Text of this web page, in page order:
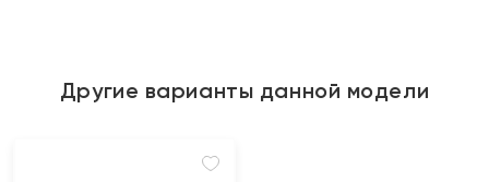
Другие варианты данной модели